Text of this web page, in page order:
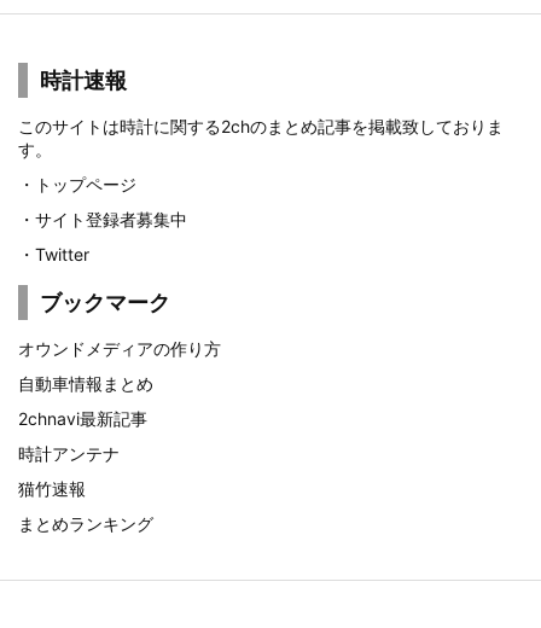
時計速報
このサイトは時計に関する2chのまとめ記事を掲載致しておりま
す。
・ トップページ
・ サイト登録者募集中
・ Twitter
ブックマーク
オウンドメディアの作り方
自動車情報まとめ
2chnavi最新記事
時計アンテナ
猫竹速報
まとめランキング